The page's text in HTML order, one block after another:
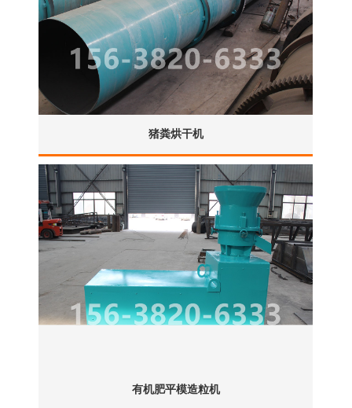
猪粪烘干机
有机肥平模造粒机